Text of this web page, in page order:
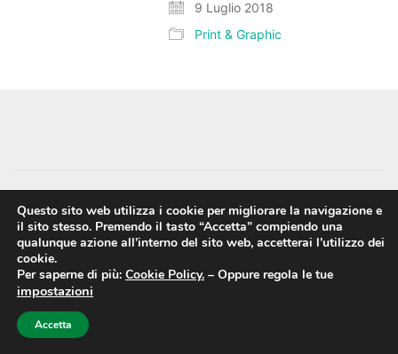
9 Luglio 2018
Print & Graphic
Facebook Instagram Vimeo
Cookie Policy- Privacy Policy
© Copyright 2015. Powered by
Questo sito web utilizza i cookie per migliorare la navigazione e
il sito stesso. Premendo il tasto “Accetta” compiendo una
qualunque azione all’interno del sito web, accetterai l’utilizzo dei
cookie.
Per saperne di più: Cookie Policy. – Oppure regola le tue
impostazioni
Accetta